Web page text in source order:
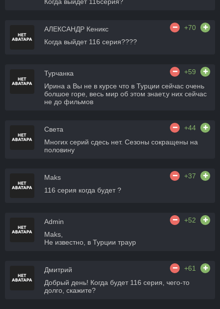
АЛЕКСАНДР Кеникс
+70
Когда выйдет 116 серия????
Турчанка
+59
Ирина а Вы не в курсе что в Турции сейчас очень
болшое горе, весь мир об этом знает,у них сейчас
не до фильмов
Света
+44
Многих серий сдесь нет. Сезоны сокращены на
половину
Maks
+37
116 серия когда будет ?
Admin
+52
Maks,
Не известно, в Турции траур
Дмитрий
+61
Добрый день! Когда будет 116 серия, чего-то
долго, скажите?